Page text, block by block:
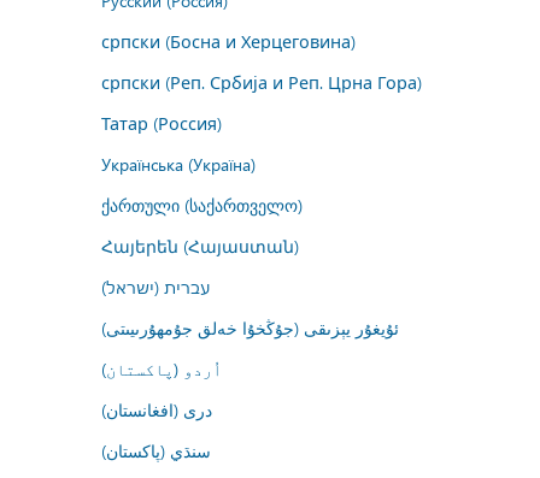
српски (Босна и Херцеговина)
српски (Реп. Србија и Реп. Црна Гора)
Татар (Россия)
Українська (Україна)
ქართული (საქართველო)
Հայերեն (Հայաստան)
עברית (ישראל)
ئۇيغۇر يېزىقى (جۇڭخۇا خەلق جۇمھۇرىيىتى)
اُردو (پاکستان)
درى (افغانستان)
سنڌي (پاکستان)